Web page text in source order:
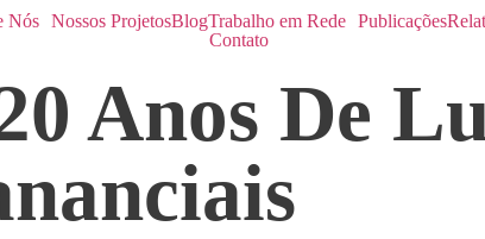
Nós Nossos ProjetosBlogTrabalho em Rede Publicações
Contato
Anos De